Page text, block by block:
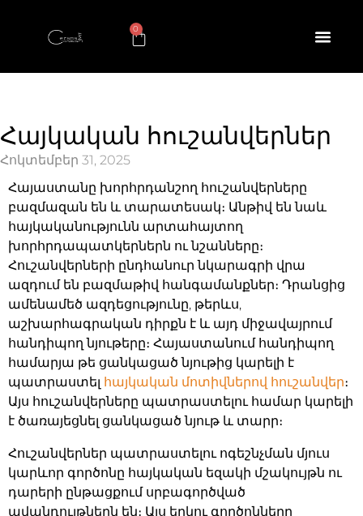
0
Հայկական հուշանվերներ
Հոկտեմբեր 31, 2025
Հայաստանը խորհրդանշող հուշանվերները
բազմազան են և տարատեսակ։ Անթիվ են նաև
հայկականությունն արտահայտող
խորհրդապատկերներն ու նշանները։
Հուշանվերների ընդհանուր նկարագրի վրա
ազդում են բազմաթիվ հանգամանքներ։ Դրանցից
ամենամեծ ազդեցությունը, թերևս,
աշխարհագրական դիրքն է և այդ միջավայրում
հանդիպող նյութերը։ Հայաստանում հանդիպող
համարյա թե ցանկացած նյութից կարելի է
պատրաստել հայկական մոտիվներով հուշանվեր։
Այս հուշանվերները պատրաստելու համար կարելի
է ծառայեցնել ցանկացած նյութ և տարր։
Հուշանվերներ պատրաստելու ոգեշնչման մյուս
կարևոր գործոնը հայկական եզակի մշակույթն ու
դարերի ընթացքում սրբագործված
ավանդույթներն են։ Այս երկու գործոնները